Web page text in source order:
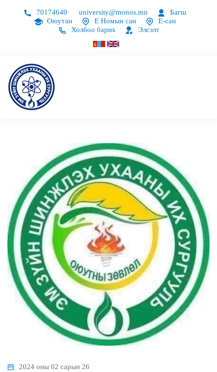
70174640 university@monos.mn
Багш
Оюутан
Е Номын сан
Е-сан
Холбоо барих
Элсэлт
2024 оны 02 сарын 26